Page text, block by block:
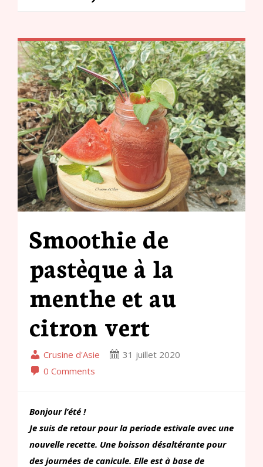
Smoothie de
pastèque à la
menthe et au
citron vert
Crusine d'Asie
31 juillet 2020
0 Comments
Bonjour l’été !
Je suis de retour pour la periode estivale avec une
nouvelle recette. Une boisson désaltérante pour
des journées de canicule. Elle est à base de